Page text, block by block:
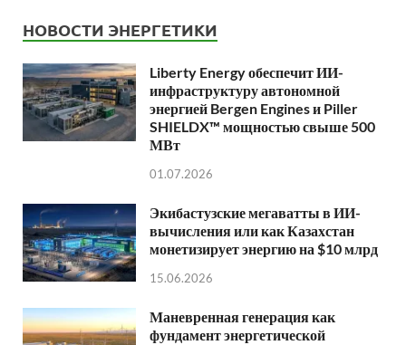
НОВОСТИ ЭНЕРГЕТИКИ
Liberty Energy обеспечит ИИ-
инфраструктуру автономной
энергией Bergen Engines и Piller
SHIELDX™ мощностью свыше 500
МВт
01.07.2026
Экибастузские мегаватты в ИИ-
вычисления или как Казахстан
монетизирует энергию на $10 млрд
15.06.2026
Маневренная генерация как
фундамент энергетической